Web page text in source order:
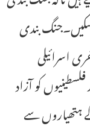
بندی
اسرائیلی
کو آزاد
ہتھیاروں سے